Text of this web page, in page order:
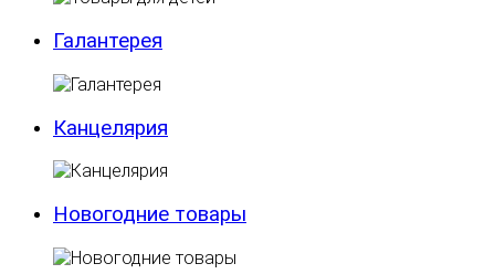
Галантерея
Канцелярия
Новогодние товары